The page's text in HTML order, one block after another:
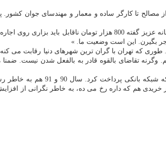
مصالح تا كارگر ساده و معمار و مهندسای جوان
قبول نمی كنه، چون
بگیرن. این است وضعیت ما. »
طوری كه تهران با گران ترین شهرهای دنیا رقابت
تقاضای بالقوه قادر به بالفعل شدن نیست.
یكی از كاربران تاكید كرده است: «سال 85 و 86
هم كه داره رخ می ده، به خاطر نگرانی از